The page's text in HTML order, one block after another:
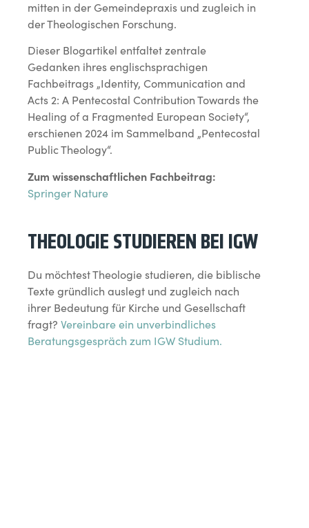
mitten in der Gemeindepraxis und zugleich in
der Theologischen Forschung.
Dieser Blogartikel entfaltet zentrale
Gedanken ihres englischsprachigen
Fachbeitrags „Identity, Communication and
Acts 2: A Pentecostal Contribution Towards the
Healing of a Fragmented European Society“,
erschienen 2024 im Sammelband „Pentecostal
Public Theology“.
Zum wissenschaftlichen Fachbeitrag:
Springer Nature
THEOLOGIE STUDIEREN BEI IGW
Du möchtest Theologie studieren, die biblische
Texte gründlich auslegt und zugleich nach
ihrer Bedeutung für Kirche und Gesellschaft
fragt? Vereinbare ein unverbindliches
Beratungsgespräch zum IGW Studium.